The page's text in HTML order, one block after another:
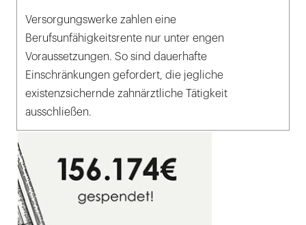
Versorgungswerke zahlen eine
Berufsunfähigkeitsrente nur unter engen
Voraussetzungen. So sind dauerhafte
Einschränkungen gefordert, die jegliche
existenzsichernde zahnärztliche Tätigkeit
ausschließen.